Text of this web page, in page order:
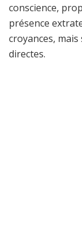
conscience,
présence
croyances, mais
directes.